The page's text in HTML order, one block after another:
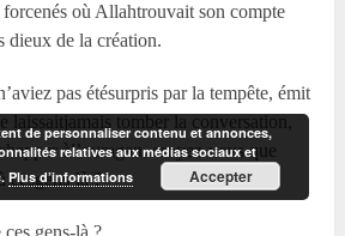
forcenés où Allahtrouvait son compte
dieux de la création.
pas étésurpris par la tempête, émit
laissaitjamais tomber la conversation,
àl’ouragan, croyez-vous que
cesgens-là ?
de personnaliser contenu et annonces,
relatives aux médias sociaux et
Plus d’informations Accepter